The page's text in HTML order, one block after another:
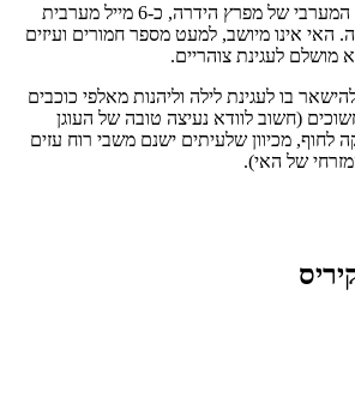
האי דוקוס ממוקם בקצה המערבי של מפרץ הידרה, כ-6 מייל מערבית
האי אינו מיושב, למעט מספר חמורים ועיזים
מושלם לעגינת צוהריים.
בו לעגינת לילה וליהנות מאלפי כוכבים
(חשוב לוודא נעיצה טובה של העוגן
מכיוון שלעיתים ישנם משבי רוח עזים
של האי).